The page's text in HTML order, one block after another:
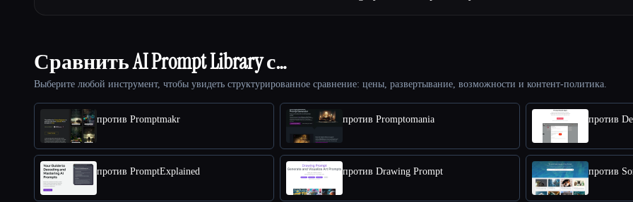
Сравнить AI Prompt Library с…
Выберите любой инструмент, чтобы увидеть структурированное сравнение: цены, развертывание, возможности и контент-политика.
против Promptmakr против Promptomania против
против PromptExplained против Drawing Prompt против